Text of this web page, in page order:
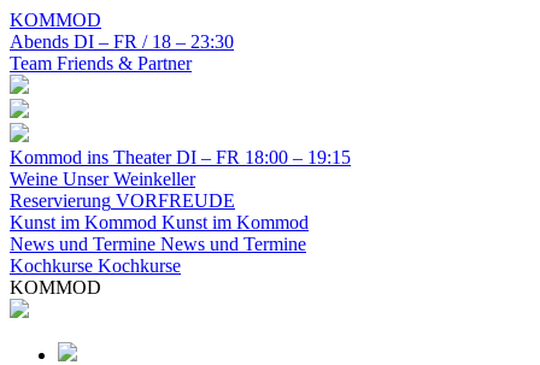
KOMMOD
Abends DI – FR / 18 – 23:30
Team Friends & Partner
Kommod ins Theater DI – FR 18:00 – 19:15
Weine Unser Weinkeller
Reservierung VORFREUDE
Kunst im Kommod Kunst im Kommod
News und Termine News und Termine
Kochkurse Kochkurse
KOMMOD